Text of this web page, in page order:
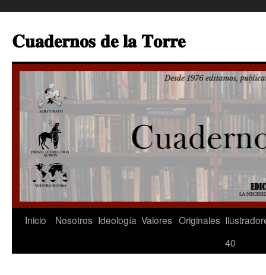
contenido
𝐂𝐮𝐚𝐝𝐞𝐫𝐧𝐨𝐬 𝐝𝐞 𝐥𝐚 𝐓𝐨𝐫𝐫𝐞
Inicio Nosotros Ideología Valores Originales
40